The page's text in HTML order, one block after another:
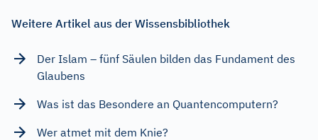
Weitere Artikel aus der Wissensbibliothek
Der Islam – fünf Säulen bilden das Fundament des
Glaubens
Was ist das Besondere an Quantencomputern?
Wer atmet mit dem Knie?